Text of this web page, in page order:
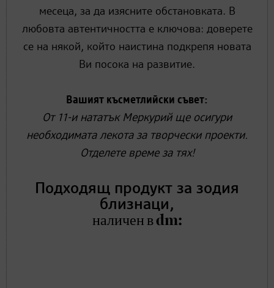
месеца, за да изясните обстановката. В
любовта автентичността е ключова: доверете
се на някой, който наистина подкрепя новата
Ви посока на развитие.
Вашият късметлийски съвет:
От 11-и нататък Меркурий ще осигури
необходимата лекота за творчески проекти.
Отделете време за тях!
Подходящ продукт за зодия
близнаци,
наличен в dm: